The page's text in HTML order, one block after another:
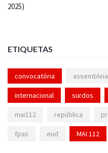
ETIQUETAS
convocatória assembleia
internacional surdos
mai112 república
fpas eud MAI 112